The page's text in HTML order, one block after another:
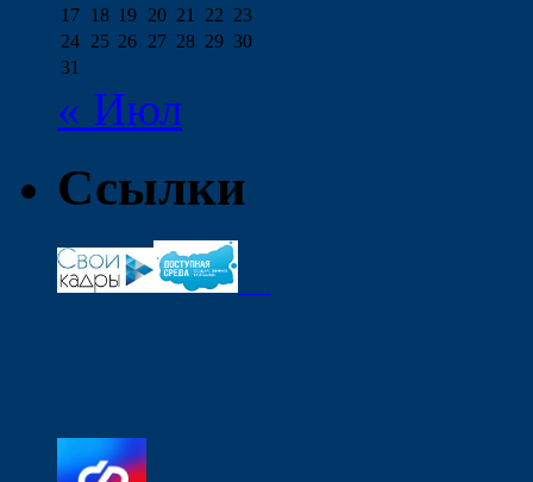
17 18 19 20 21 22 23
24 25 26 27 28 29 30
31
« Июл
Ссылки